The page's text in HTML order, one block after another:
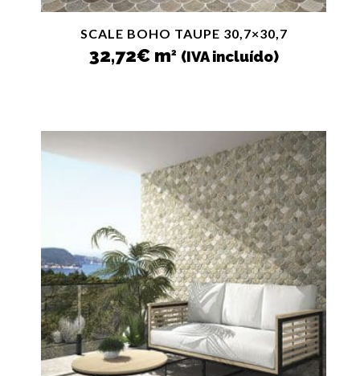
SCALE BOHO TAUPE 30,7×30,7
32,72€m2 (IVA incluído)